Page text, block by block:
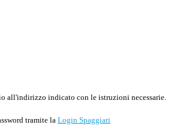
all'indirizzo indicato con le istruzioni necessarie.
tramite la Login Spaggiari